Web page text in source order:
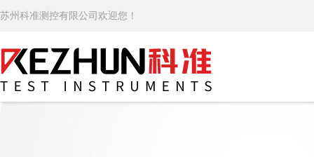
苏州科准测控有限公司欢迎您！